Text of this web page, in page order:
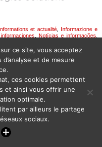
et actualité
Informazione e
Notícias e informações
Pinterest
ce site, vous acceptez
et de mesure
ces cookies permettent
et ainsi vous offrir une
optimale.
par ailleurs le partage
sociaux.